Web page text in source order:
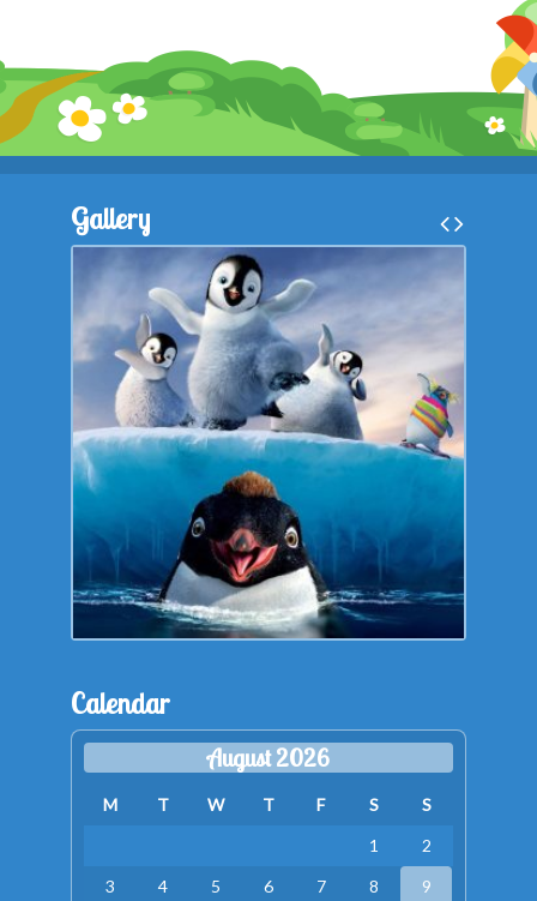
Gallery
Calendar
August 2026
M T W T F S
S
1
2
3
4 5 6 7 8 9